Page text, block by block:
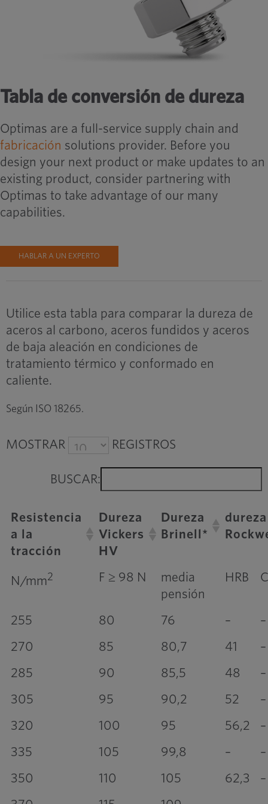
Tabla de conversión de dureza
Optimas are a full-service supply chain and
fabricación solutions provider. Before you
design your next product or make updates to an
existing product, consider partnering with
Optimas to take advantage of our many
capabilities.
HABLAR A UN EXPERTO
Utilice esta tabla para comparar la dureza de
aceros al carbono, aceros fundidos y aceros
de baja aleación en condiciones de
tratamiento térmico y conformado en
caliente.
Según ISO 18265.
MOSTRAR REGISTROS
BUSCAR:
Resistencia
a la
tracción
Dureza
Vickers
HV
Dureza
Brinell*
dureza
N/mm2 F ≥ 98 N
media
pensión
HRB
255 80 76 –
–
270
85 80,7 41
–
285
90 85,5 48
–
305
95 90,2 52
–
320
100 95 56,2
–
335
105 99,8 –
–
350
110 105 62,3
–